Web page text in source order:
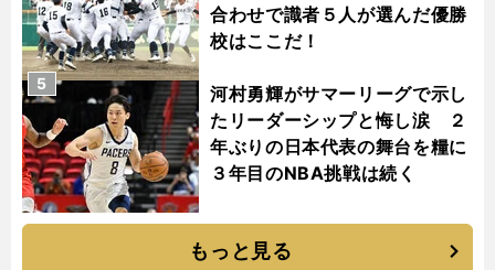
合わせで識者５人が選んだ優勝
校はここだ！
河村勇輝がサマーリーグで示し
たリーダーシップと悔し涙 ２
年ぶりの日本代表の舞台を糧に
３年目のNBA挑戦は続く
5
もっと見る